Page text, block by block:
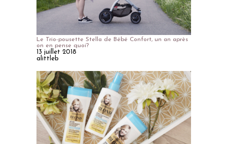
Le Trio-pousette Stella de Bébé Confort, un an après
on en pense quoi?
13 juillet 2018
alittleb